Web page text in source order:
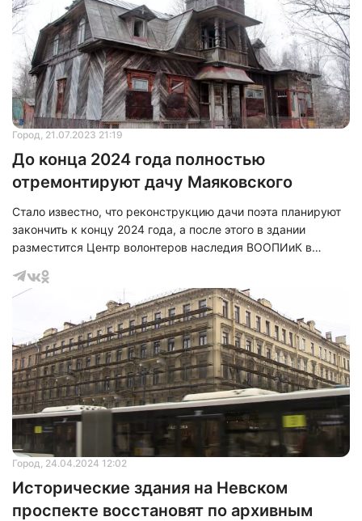
предыдущей реставрации к 300-летию Санкт-Петербурга.
Теперь все находки будут переданы в Государственный
музей городской скульптуры.
Город, 21.07.2023 21:19
До конца 2024 года полностью
отремонтируют дачу Маяковского
Стало известно, что реконструкцию дачи поэта планируют
закончить к концу 2024 года, а после этого в здании
разместится Центр волонтеров наследия ВООПИиК в
гостил вместе с Лилией и Осипом Бриками в 1918
году.&nbsp;
Город, 24.04.2024 12:02
Исторические здания на Невском
проспекте восстановят по архивным